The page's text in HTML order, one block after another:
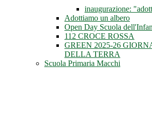
inaugurazione:
Adottiamo un albero
Open Day Scuola
112 CROCE ROSSA
GREEN 2025-26
DELLA TERRA
Scuola Primaria Macchi